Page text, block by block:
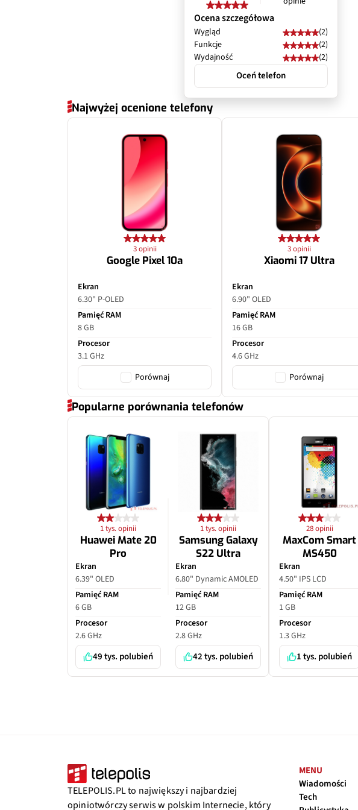
Filmy
Zoom optyczny
Ocena szczegółowa
Wygląd
(2)
Funkcje
(2)
Wydajność
(2)
Oceń telefon
Najwyżej ocenione telefony
3 opinii
Google Pixel 10a
Ekran
6.30" P-OLED
Pamięć RAM
8 GB
Procesor
3.1 GHz
Porównaj
3 opinii
Xiaomi 17 Ultra
Ekran
6.90" OLED
Pamięć RAM
16 GB
Procesor
4.6 GHz
Porównaj
Popularne porównania telefonów
1 tys. opinii
Huawei Mate 20
Pro
Ekran
6.39" OLED
Pamięć RAM
6 GB
Procesor
2.6 GHz
49 tys. polubień
1 tys. opinii
Samsung Galaxy
S22 Ultra
Ekran
6.80" Dynamic AMOLED
Pamięć RAM
12 GB
Procesor
2.8 GHz
42 tys. polubień
28 opinii
MaxCom Smart
MS450
Ekran
4.50" IPS LCD
Pamięć RAM
1 GB
Procesor
1.3 GHz
1 tys. polubień
TELEPOLIS.PL to największy i najbardziej
opiniotwórczy serwis w polskim Internecie, który
MENU
Wiadomości
Tech